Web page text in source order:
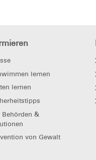
lernen
lernen
Behörden &
von Gewalt